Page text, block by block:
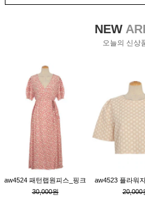
NEW
오늘의 신상
aw4524 패턴랩원피스_핑크
30,000원
20,000